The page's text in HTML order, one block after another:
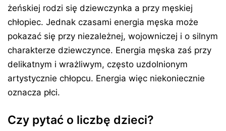
żeńskiej rodzi się dziewczynka a przy męskiej
chłopiec. Jednak czasami energia męska może
pokazać się przy niezależnej, wojowniczej i o silnym
charakterze dziewczynce. Energia męska zaś przy
delikatnym i wrażliwym, często uzdolnionym
artystycznie chłopcu. Energia więc niekoniecznie
oznacza płci.
Czy pytać o liczbę dzieci?